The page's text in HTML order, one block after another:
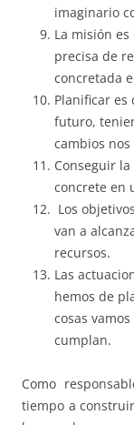
imaginario
La misión
precisa de
concretada
Planificar es
futuro,
cambios
Conseguir
concrete en
Los
van a
recursos.
Las
hemos de
cosas
cumplan.
Como
tiempo a